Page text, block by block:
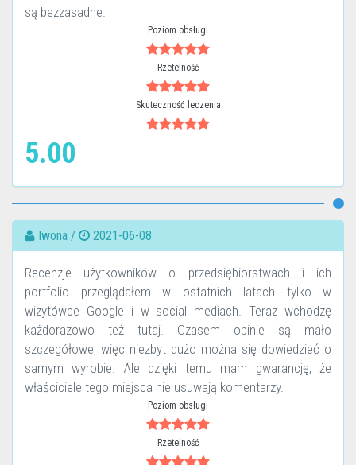
są bezzasadne.
Poziom obsługi
Rzetelność
Skuteczność leczenia
5.00
Iwona / 2021-06-08
Recenzje użytkowników o przedsiębiorstwach i ich
portfolio przeglądałem w ostatnich latach tylko w
wizytówce Google i w social mediach. Teraz wchodzę
każdorazowo też tutaj. Czasem opinie są mało
szczegółowe, więc niezbyt dużo można się dowiedzieć o
samym wyrobie. Ale dzięki temu mam gwarancję, że
właściciele tego miejsca nie usuwają komentarzy.
Poziom obsługi
Rzetelność